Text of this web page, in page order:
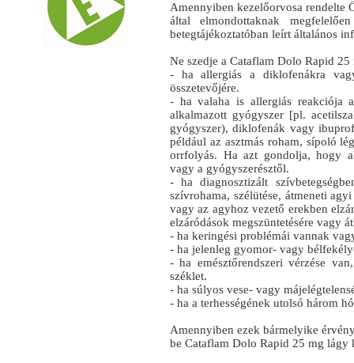
Amennyiben kezelőorvosa rendelte
által elmondottaknak
betegtájékoztatóban leírt általános
Ne szedje a Cataflam Dolo Rapid
- ha allergiás a diklofenákra
összetevőjére.
- ha valaha is allergiás reakciója
alkalmazott gyógyszer [pl.
gyógyszer), diklofenák vagy
például az asztmás roham, sípoló
orrfolyás. Ha azt gondolja, hogy
vagy a gyógyszerésztől.
- ha diagnosztizált
szívrohama, szélütése, átmeneti
vagy az agyhoz vezető erekben
elzáródások megszüntetésére vagy
- ha keringési problémái vannak
- ha jelenleg gyomor- vagy
- ha emésztőrendszeri vérzése
széklet.
- ha súlyos vese- vagy
- ha a terhességének utolsó három
Amennyiben ezek bármelyike
be Cataflam Dolo Rapid 25 mg lágy